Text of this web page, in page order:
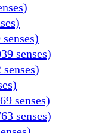
senses)
senses)
senses)